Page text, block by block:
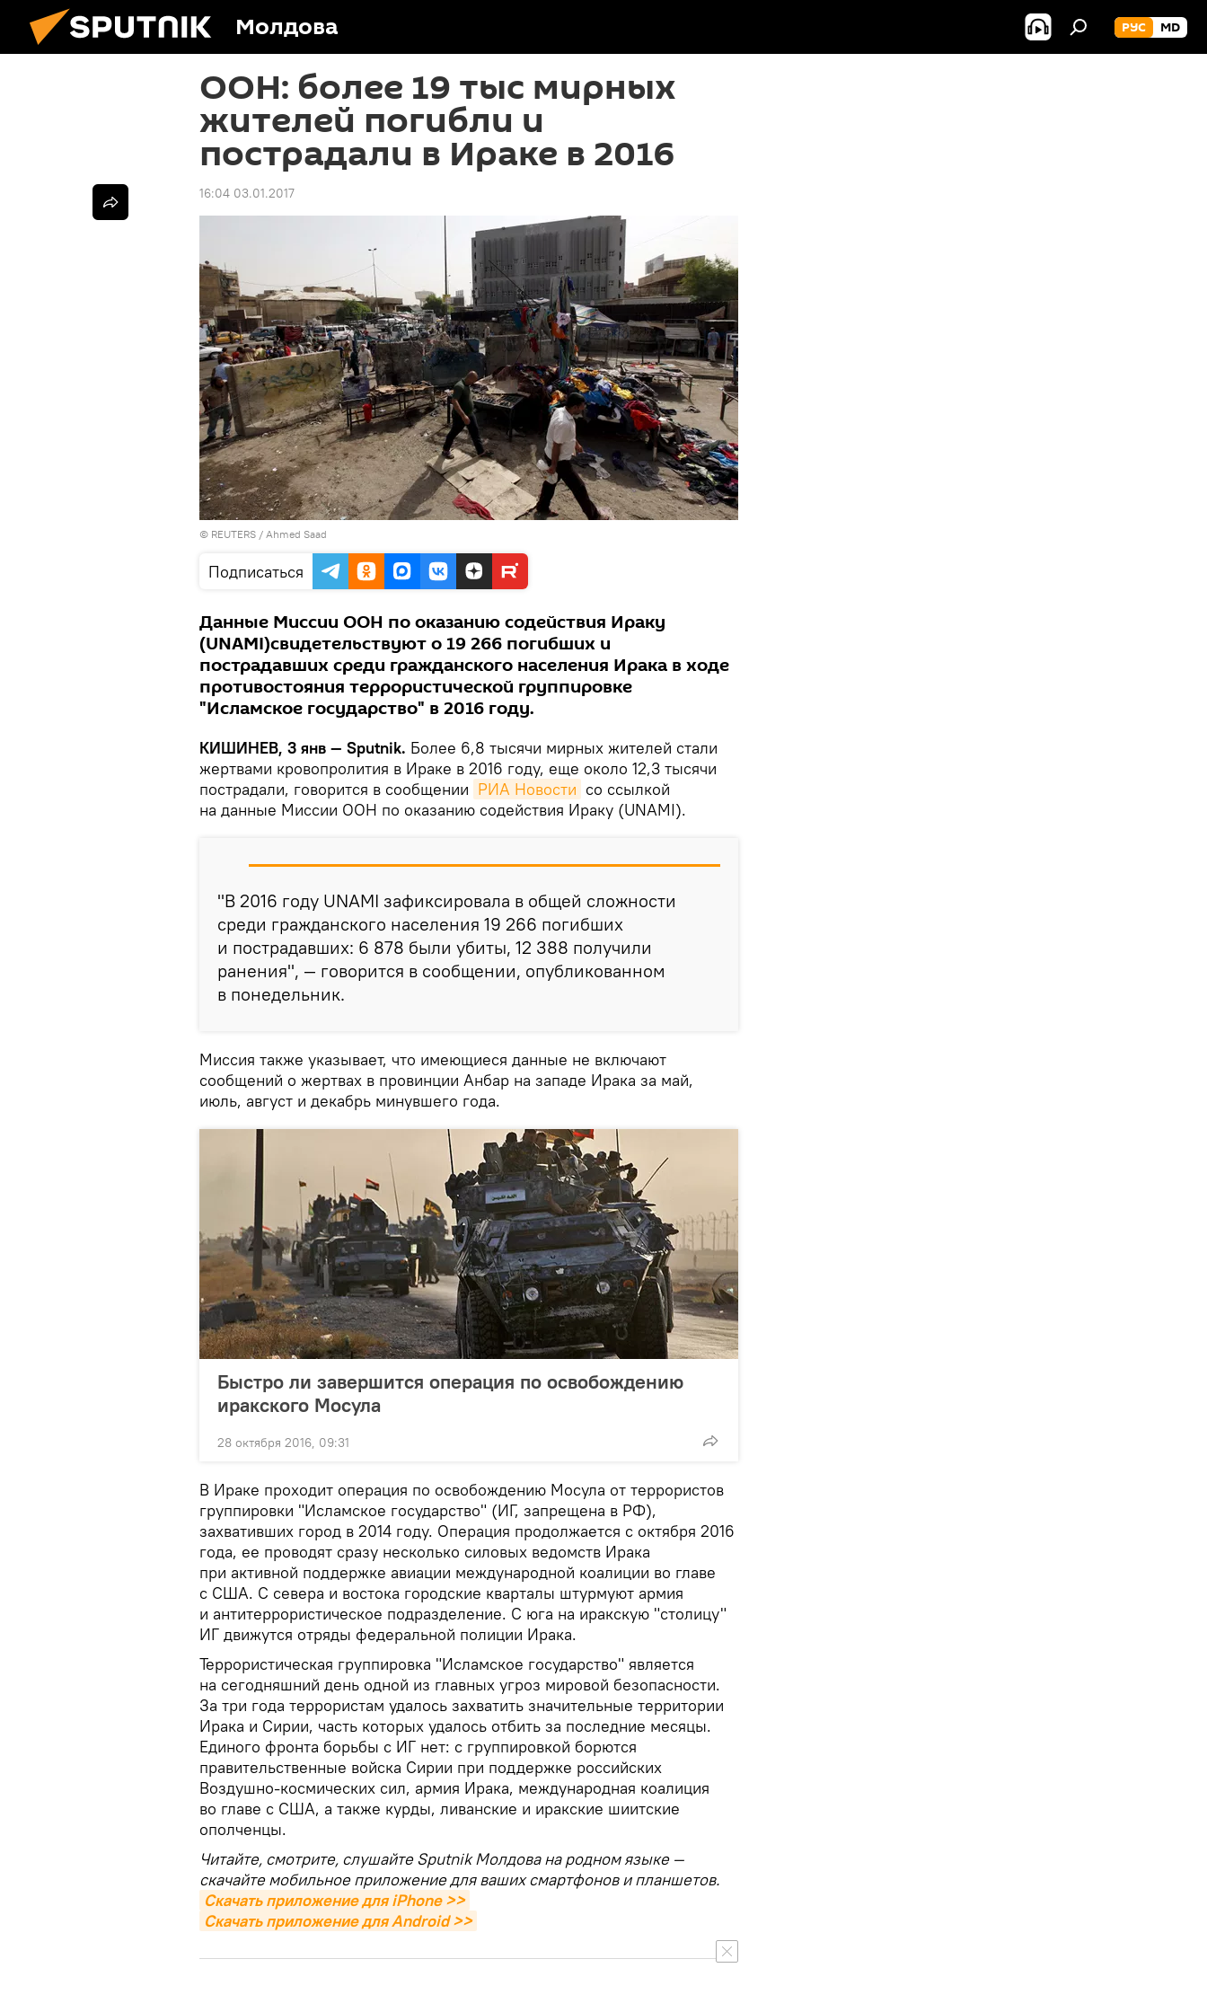
Молдова РУС MD
ООН: более 19 тыс мирных
жителей погибли и
пострадали в Ираке в 2016
16:04 03.01.2017
© REUTERS / Ahmed Saad
Подписаться
Данные Миссии ООН по оказанию содействия Ираку
(UNAMI)свидетельствуют о 19 266 погибших и
пострадавших среди гражданского населения Ирака в ходе
противостояния террористической группировке
"Исламское государство" в 2016 году.
КИШИНЕВ, 3 янв — Sputnik. Более 6,8 тысячи мирных жителей стали
жертвами кровопролития в Ираке в 2016 году, еще около 12,3 тысячи
пострадали, говорится в сообщении РИА Новости со ссылкой
на данные Миссии ООН по оказанию содействия Ираку (UNAMI).
"В 2016 году UNAMI зафиксировала в общей сложности
среди гражданского населения 19 266 погибших
и пострадавших: 6 878 были убиты, 12 388 получили
ранения", — говорится в сообщении, опубликованном
в понедельник.
Миссия также указывает, что имеющиеся данные не включают
сообщений о жертвах в провинции Анбар на западе Ирака за май,
июль, август и декабрь минувшего года.
Быстро ли завершится операция по освобождению
иракского Мосула
28 октября 2016, 09:31
В Ираке проходит операция по освобождению Мосула от террористов
группировки "Исламское государство" (ИГ, запрещена в РФ),
захвативших город в 2014 году. Операция продолжается с октября 2016
года, ее проводят сразу несколько силовых ведомств Ирака
при активной поддержке авиации международной коалиции во главе
с США. С севера и востока городские кварталы штурмуют армия
и антитеррористическое подразделение. С юга на иракскую "столицу"
ИГ движутся отряды федеральной полиции Ирака.
Террористическая группировка "Исламское государство" является
на сегодняшний день одной из главных угроз мировой безопасности.
За три года террористам удалось захватить значительные территории
Ирака и Сирии, часть которых удалось отбить за последние месяцы.
Единого фронта борьбы с ИГ нет: с группировкой борются
правительственные войска Сирии при поддержке российских
Воздушно-космических сил, армия Ирака, международная коалиция
во главе с США, а также курды, ливанские и иракские шиитские
ополченцы.
Читайте, смотрите, слушайте Sputnik Молдова на родном языке —
скачайте мобильное приложение для ваших смартфонов и планшетов.
Скачать приложение для iPhone >>
Скачать приложение для Android >>